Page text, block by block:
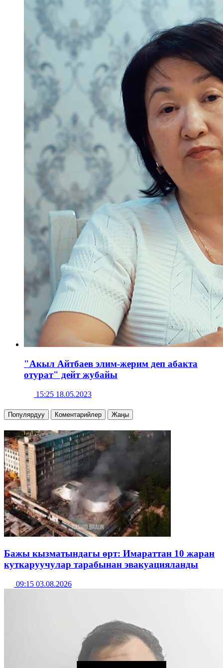
"Акыл Айтбаев элим-жерим деп абакта
отурат" дейт жубайы
15:25 18.05.2023
Популярдуу Коментарийлер Жаңы
Бажы кызматындагы өрт: Имараттан 10 жаран
куткаруучулар тарабынан эвакуацияланды
09:15 03.08.2026